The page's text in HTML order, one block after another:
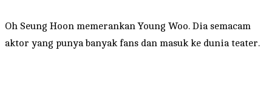
Oh Seung Hoon memerankan Young Woo. Dia semacam
aktor yang punya banyak fans dan masuk ke dunia teater.